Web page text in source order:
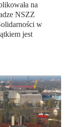
na
NSZZ
w
jest